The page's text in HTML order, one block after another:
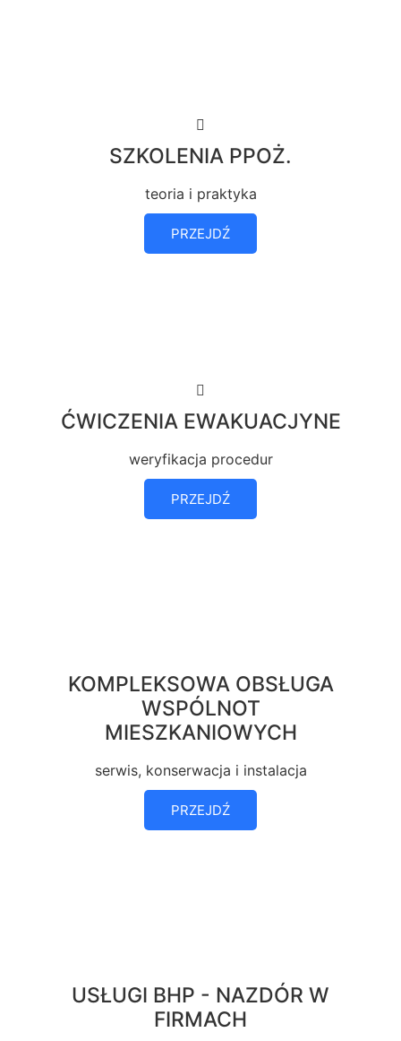
SZKOLENIA PPOŻ.
teoria i praktyka
PRZEJDŹ
ĆWICZENIA EWAKUACJYNE
weryfikacja procedur
PRZEJDŹ
KOMPLEKSOWA OBSŁUGA
WSPÓLNOT
MIESZKANIOWYCH
serwis, konserwacja i instalacja
PRZEJDŹ
USŁUGI BHP - NAZDÓR W
FIRMACH